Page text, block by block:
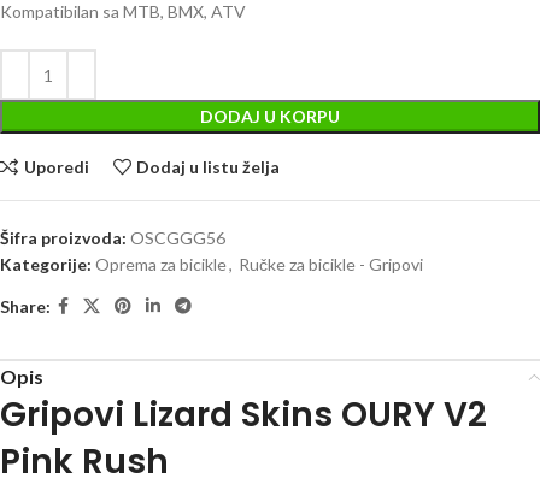
Kompatibilan sa MTB, BMX, ATV
DODAJ U KORPU
Uporedi Dodaj u listu želja
Šifra proizvoda: OSCGGG56
Kategorije: Oprema za bicikle, Ručke za bicikle - Gripovi
Share:
Opis
Gripovi Lizard Skins OURY V2
Pink Rush